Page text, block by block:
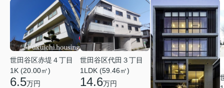
世田谷区赤堤４丁目
1K (20.00㎡)
6.5万円
世田谷区代田３丁目
1LDK (59.46㎡)
14.6万円